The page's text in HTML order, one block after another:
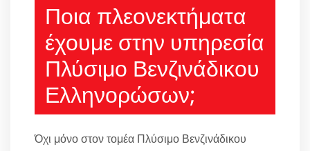
Ποια πλεονεκτήματα
έχουμε στην υπηρεσία
Πλύσιμο Βενζινάδικου
Ελληνορώσων;
Όχι μόνο στον τομέα Πλύσιμο Βενζινάδικου